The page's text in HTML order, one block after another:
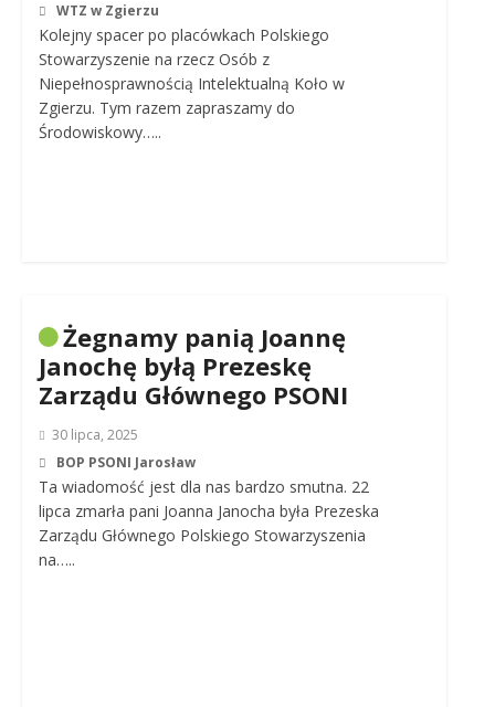
WTZ w Zgierzu
Kolejny spacer po placówkach Polskiego
Stowarzyszenie na rzecz Osób z
Niepełnosprawnością Intelektualną Koło w
Zgierzu. Tym razem zapraszamy do
Środowiskowy…..
Żegnamy panią Joannę
Janochę byłą Prezeskę
Zarządu Głównego PSONI
30 lipca, 2025
BOP PSONI Jarosław
Ta wiadomość jest dla nas bardzo smutna. 22
lipca zmarła pani Joanna Janocha była Prezeska
Zarządu Głównego Polskiego Stowarzyszenia
na…..